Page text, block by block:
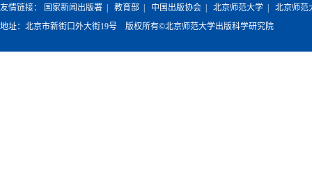
友情链接： 国家新闻出版署 教育部 中国出版协会 北京师范大学
北京师范
地址：北京市新街口外大街19号 版权所有©北京师范大学出版科学研究院